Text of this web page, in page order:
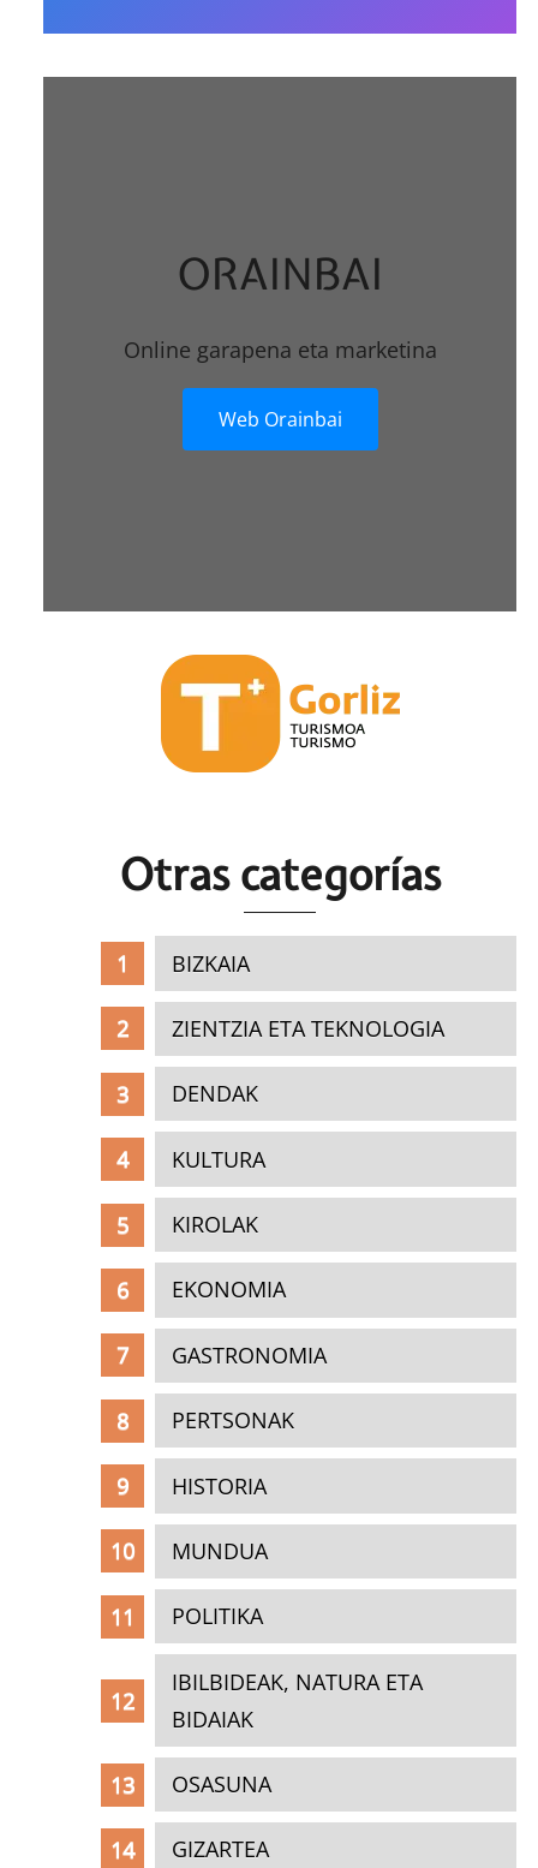
ORAINBAI
Online garapena eta marketina
Web Orainbai
Otras categorías
BIZKAIA
ZIENTZIA ETA TEKNOLOGIA
DENDAK
KULTURA
KIROLAK
EKONOMIA
GASTRONOMIA
PERTSONAK
HISTORIA
MUNDUA
POLITIKA
IBILBIDEAK, NATURA ETA
BIDAIAK
OSASUNA
GIZARTEA